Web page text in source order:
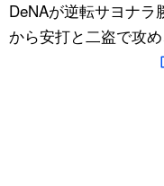
社会
旅と暮らし
暮らし
DeNAが逆転サヨナ
から安打と二盗で攻